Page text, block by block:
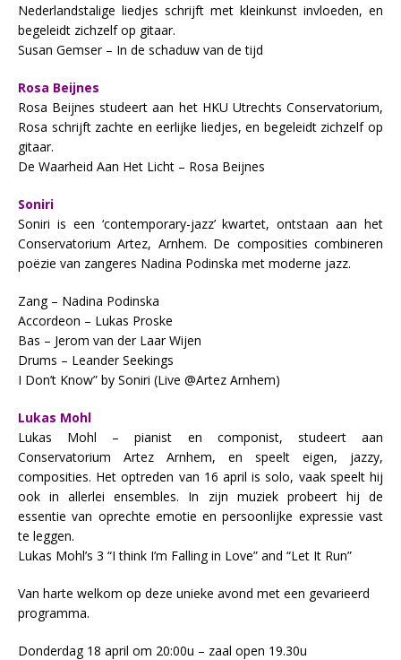
Nederlandstalige liedjes schrijft met kleinkunst invloeden, en
begeleidt zichzelf op gitaar.
Susan Gemser – In de schaduw van de tijd
Rosa Beijnes
Rosa Beijnes studeert aan het HKU Utrechts Conservatorium,
Rosa schrijft zachte en eerlijke liedjes, en begeleidt zichzelf op
gitaar.
De Waarheid Aan Het Licht – Rosa Beijnes
Soniri
Soniri is een ‘contemporary-jazz’ kwartet, ontstaan aan het
Conservatorium Artez, Arnhem. De composities combineren
poëzie van zangeres Nadina Podinska met moderne jazz.
Zang – Nadina Podinska
Accordeon – Lukas Proske
Bas – Jerom van der Laar Wijen
Drums – Leander Seekings
I Don’t Know” by Soniri (Live @Artez Arnhem)
Lukas Mohl
Lukas Mohl – pianist en componist, studeert aan
Conservatorium Artez Arnhem, en speelt eigen, jazzy,
composities. Het optreden van 16 april is solo, vaak speelt hij
ook in allerlei ensembles. In zijn muziek probeert hij de
essentie van oprechte emotie en persoonlijke expressie vast
te leggen.
Lukas Mohl’s 3 “I think I’m Falling in Love” and “Let It Run”
Van harte welkom op deze unieke avond met een gevarieerd
programma.
Donderdag 18 april om 20:00u – zaal open 19.30u